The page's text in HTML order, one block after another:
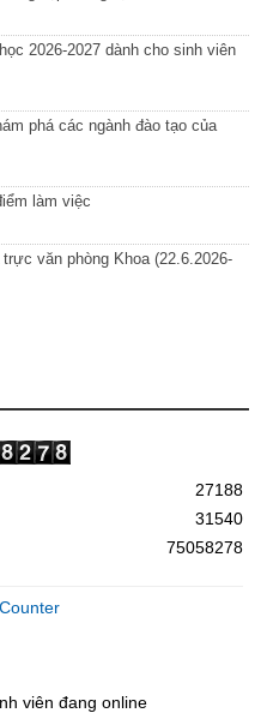
2026-2027 dành cho sinh viên
phá các ngành đào tạo của
làm việc
văn phòng Khoa (22.6.2026-
27188
31540
75058278
viên đang online